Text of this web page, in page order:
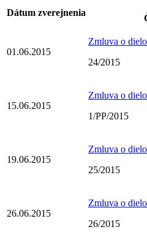
Dátum zverejnenia
01.06.2015
Zmluva o dielo
24/2015
15.06.2015
Zmluva o dielo
1/PP/2015
19.06.2015
Zmluva o dielo
25/2015
26.06.2015
Zmluva o dielo
26/2015